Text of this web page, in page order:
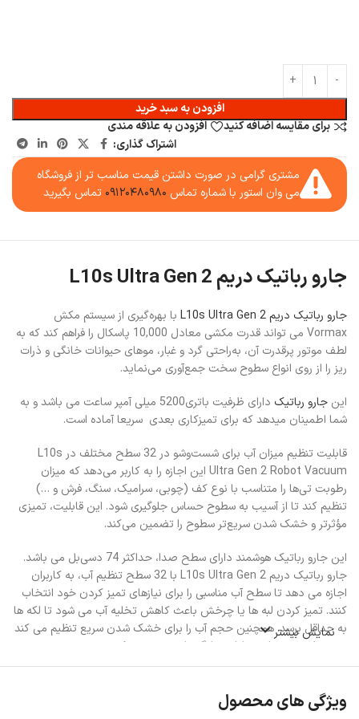
افزودن به سبد خرید
برای مقایسه اضافه کنید
افزودن به علاقه مندی
اشتراک گذاری:
مشتری گرامی در صورت داشتن قیمت مناسب تر از فروشگاه
می وان استور با شماره تماس ۰۹۱۲۰۴۸۰۹۸۰ تماس بگیرید
جارو رباتیک دریم L10s Ultra Gen 2
جارو رباتیک دریم L10s Ultra Gen 2
با بهره‌گیری از سیستم مکش
Vormax می تواند قدرت مکشی معادل 10,000 پاسکال را فراهم کند که به
لطف موتور پرقدرت آن، به‌راحتی گرد و غبار، موهای حیوانات خانگی و ذرات
ریز را از روی انواع سطوح سخت جمع‌آوری می‌نماید.
این جارو رباتیک
دارای ظرفیت باتری5200 میلی آمپر ساعت می باشد و به
شما اطمینان میدهد که برای تمیزکاری بعدی سریعا آماده است.
قابلیت تنظیم میزان آب برای شست‌وشو در 32 سطح مختلف در L10s
Ultra Gen 2 Robot Vacuum این اجازه را به کاربر می‌دهد که میزان
رطوبت تی‌ها را متناسب با نوع کف (چوبی، سرامیک، سنگ، فرش و …)
تنظیم کند تا از آسیب به سطوح حساس جلوگیری شود. این قابلیت، تمیزی
مؤثرتر و خشک شدن سریع‌تر سطوح را تضمین می‌کند.
این جارو رباتیک هوشمند دارای سطح صدا، حداکثر 74 دسی‌بل می باشد.
جارو رباتیک دریم L10s Ultra Gen 2 با 32 سطح تنظیم آب، به کاربران
اجازه می دهد تا سطح آب مناسبی را برای نیازهای تمیز کردن خود انتخاب
کنند. تمیز کردن لبه ها یا چرخش باعث کاهش تخلیه آب می شود تا لکه ها
به حداقل برسد. همچنین حجم آب را برای خشک شدن سریع تنظیم می کند
و محیطی دوستدار حیوانات خانگی را تضمین می کند.
باشد که برای حرکت بهینه و جلوگیری از برخورد با موانع طراحی شده است.
نمایش بیشتر
ویژگی های محصول